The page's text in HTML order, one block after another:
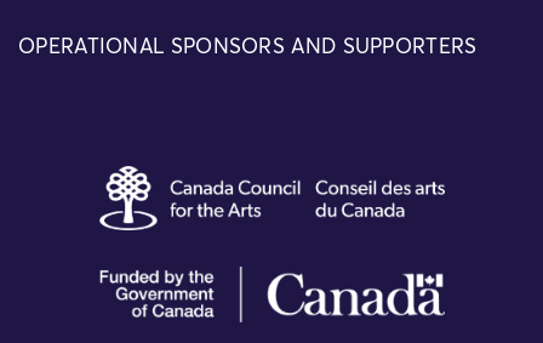
OPERATIONAL SPONSORS AND SUPPORTERS